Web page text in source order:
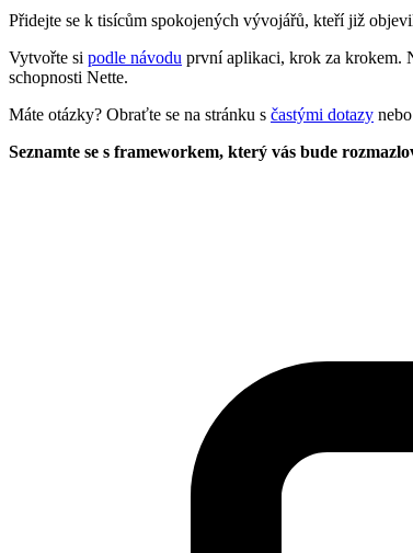
Přidejte se k tisícům spokojených vývojářů, kteří již
Vytvořte si podle návodu první aplikaci, krok za krokem.
schopnosti Nette.
Máte otázky? Obraťte se na stránku s častými dotazy
Seznamte se s frameworkem, který vás bude